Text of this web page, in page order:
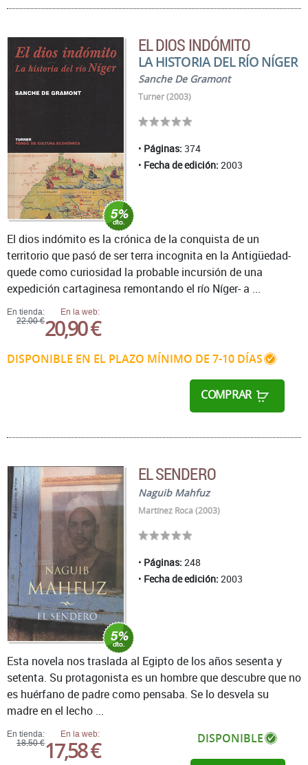
EL DIOS INDÓMITO
LA HISTORIA DEL RÍO NÍGER
Sanche De Gramont
Turner (2003)
Páginas: 374
Fecha de edición: 2003
En tienda:
22,00 €
En la web:
20,90 €
DISPONIBLE EN EL PLAZO MÍNIMO DE 7-10 DÍAS
COMPRAR
El dios indómito es la crónica de la conquista de un
territorio que pasó de ser terra incognita en la Antigüedad-
quede como curiosidad la probable incursión de una
expedición cartaginesa remontando el río Níger- a ...
EL SENDERO
Naguib Mahfuz
Martínez Roca (2003)
Páginas: 248
Fecha de edición: 2003
En tienda:
18,50 €
En la web:
17,58 € DISPONIBLE
Esta novela nos traslada al Egipto de los años sesenta y
setenta. Su protagonista es un hombre que descubre que no
es huérfano de padre como pensaba. Se lo desvela su
madre en el lecho ...